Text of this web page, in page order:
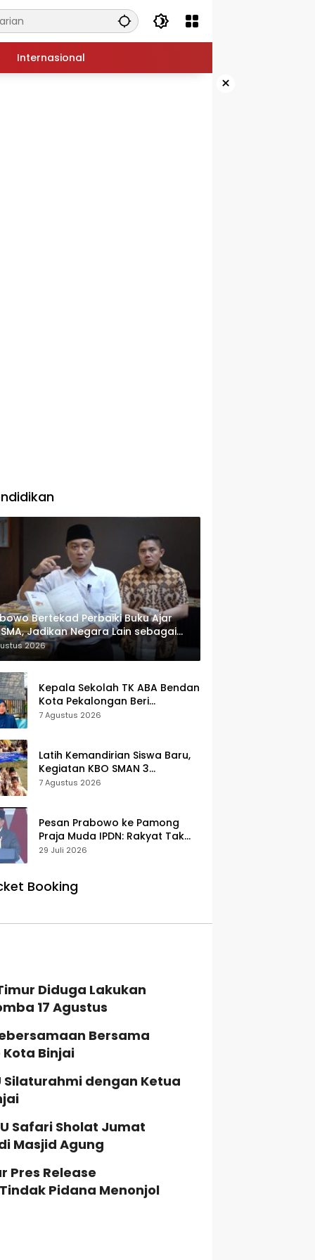
Internasional
×
Bertekad Perbaiki Buku Ajar
Jadikan Negara Lain sebagai
2026
Kepala Sekolah TK ABA Bendan
Kota Pekalongan Beri
Klarifikasi, Luruskan Isu Proyek
7 Agustus 2026
Latih Kemandirian Siswa Baru,
Kegiatan KBO SMAN 3
Pekalongan Mendapat
7 Agustus 2026
Pesan Prabowo ke Pamong
Praja Muda IPDN: Rakyat Tak
Butuh Birokrasi Berbelit
29 Juli 2026
Booking
Diduga Lakukan
17 Agustus
Bersama
Binjai
Silaturahmi dengan Ketua
Safari Sholat Jumat
Masjid Agung
Pres Release
Pidana Menonjol